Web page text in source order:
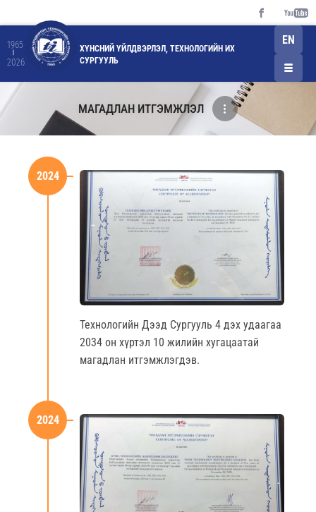
1965
2026
ХҮНСНИЙ ҮЙЛДВЭРЛЭЛ, ТЕХНОЛОГИЙН ИХ
СУРГУУЛЬ
EN
МАГАДЛАН ИТГЭМЖЛЭЛ
2024
Технологийн Дээд Сургууль 4 дэх удаагаа
2034 он хүртэл 10 жилийн хугацаатай
магадлан итгэмжлэгдэв.
2024